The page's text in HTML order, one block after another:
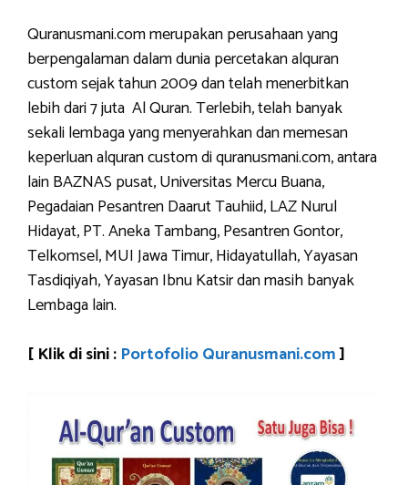
Quranusmani.com merupakan perusahaan yang
berpengalaman dalam dunia percetakan alquran
custom sejak tahun 2009 dan telah menerbitkan
lebih dari 7 juta Al Quran. Terlebih, telah banyak
sekali lembaga yang menyerahkan dan memesan
keperluan alquran custom di quranusmani.com, antara
lain BAZNAS pusat, Universitas Mercu Buana,
Pegadaian Pesantren Daarut Tauhiid, LAZ Nurul
Hidayat, PT. Aneka Tambang, Pesantren Gontor,
Telkomsel, MUI Jawa Timur, Hidayatullah, Yayasan
Tasdiqiyah, Yayasan Ibnu Katsir dan masih banyak
Lembaga lain.
[ Klik di sini : Portofolio Quranusmani.com]